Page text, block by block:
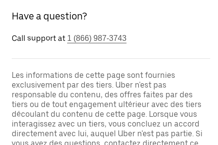
Have a question?
Call support at 1 (866) 987-3743
Les informations de cette page sont fournies
exclusivement par des tiers. Uber n'est pas
responsable du contenu, des offres faites par des
tiers ou de tout engagement ultérieur avec des tiers
découlant du contenu de cette page. Lorsque vous
interagissez avec un tiers, vous concluez un accord
directement avec lui, auquel Uber n'est pas partie. Si